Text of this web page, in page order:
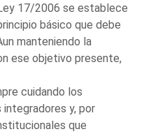
17/2006 se establece
básico que debe
manteniendo la
ese objetivo presente,
cuidando los
y, por
que